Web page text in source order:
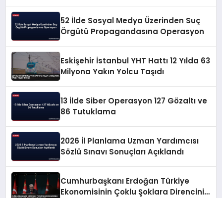
52 İlde Sosyal Medya Üzerinden Suç
Örgütü Propagandasına Operasyon
Eskişehir İstanbul YHT Hattı 12 Yılda 63
Milyona Yakın Yolcu Taşıdı
13 İlde Siber Operasyon 127 Gözaltı ve
86 Tutuklama
2026 İl Planlama Uzman Yardımcısı
Sözlü Sınavı Sonuçları Açıklandı
Cumhurbaşkanı Erdoğan Türkiye
Ekonomisinin Çoklu Şoklara Direncini